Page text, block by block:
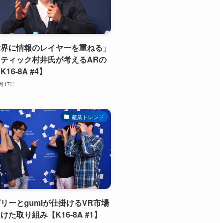
界に情報のレイヤーを重ねる」
ィック村井氏が考えるARの
8A #4】
17日
産業トレンド
リーとgumiが仕掛けるVR市場
た取り組み【K16-8A #1】